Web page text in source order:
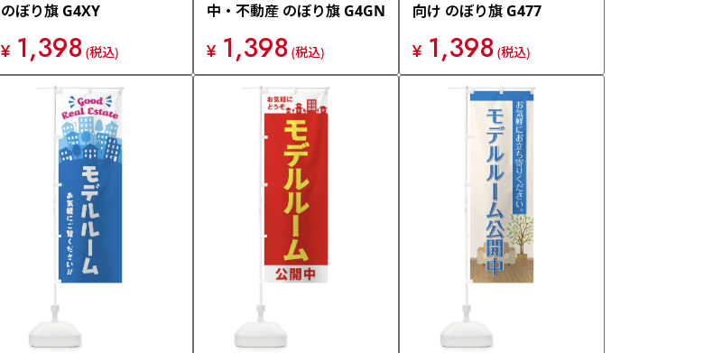
のぼり旗 G4XY
¥ 1,398 (税込)
中・不動産 のぼり旗 G4GN
¥ 1,398 (税込)
向け のぼり旗 G477
¥ 1,398 (税込)